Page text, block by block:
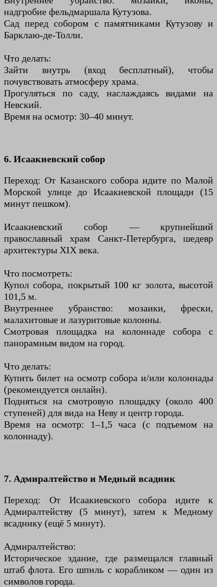
надгробие фельдмаршала Кутузова.
Сад перед собором с памятниками Кутузову и
Барклаю-де-Толли.
Что делать:
Зайти внутрь (вход бесплатный), чтобы
почувствовать атмосферу храма.
Прогуляться по саду, наслаждаясь видами на
Невский.
Время на осмотр: 30–40 минут.
6. Исаакиевский собор
Переход: От Казанского собора идите по Малой
Морской улице до Исаакиевской площади (15
минут пешком).
Исаакиевский собор — крупнейший
православный храм Санкт-Петербурга, шедевр
архитектуры XIX века.
Что посмотреть:
Купол собора, покрытый 100 кг золота, высотой
101,5 м.
Внутреннее убранство: мозаики, фрески,
малахитовые и лазуритовые колонны.
Смотровая площадка на колоннаде собора с
панорамным видом на город.
Что делать:
Купить билет на осмотр собора и/или колоннады
(рекомендуется онлайн).
Подняться на смотровую площадку (около 400
ступеней) для вида на Неву и центр города.
Время на осмотр: 1–1,5 часа (с подъемом на
колоннаду).
7. Адмиралтейство и Медный всадник
Переход: От Исаакиевского собора идите к
Адмиралтейству (5 минут), затем к Медному
всаднику (ещё 5 минут).
Адмиралтейство:
Историческое здание, где размещался главный
штаб флота. Его шпиль с корабликом — один из
символов города.